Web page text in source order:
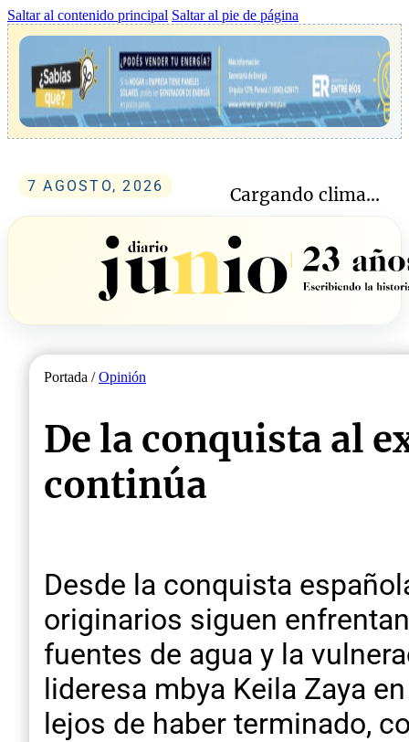
Saltar al contenido principal Saltar al pie de página
7 AGOSTO, 2026 Cargando clima...
Portada /Opinión
De la conquista al
continúa
Desde la conquista
originarios siguen
fuentes de agua y la
lideresa mbya Keila Zaya
lejos de haber terminado,